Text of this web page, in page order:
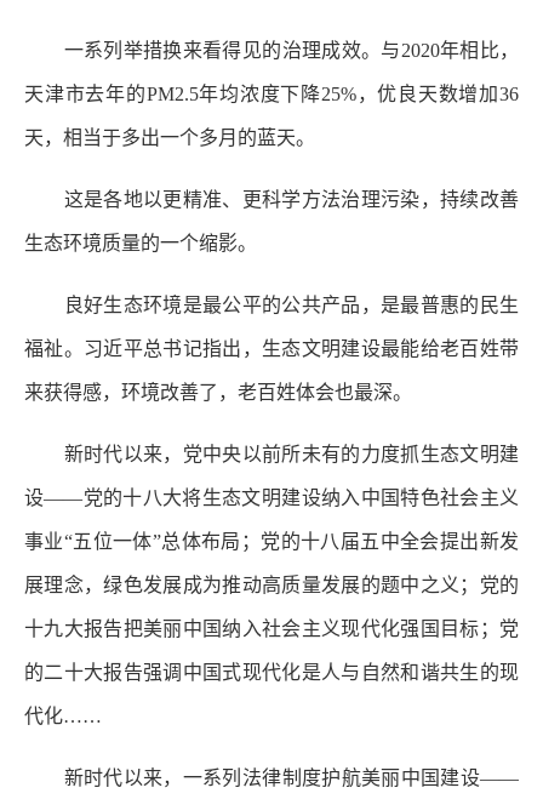
一系列举措换来看得见的治理成效。与2020年相比，
天津市去年的PM2.5年均浓度下降25%，优良天数增加36
天，相当于多出一个多月的蓝天。
这是各地以更精准、更科学方法治理污染，持续改善
生态环境质量的一个缩影。
良好生态环境是最公平的公共产品，是最普惠的民生
福祉。习近平总书记指出，生态文明建设最能给老百姓带
来获得感，环境改善了，老百姓体会也最深。
新时代以来，党中央以前所未有的力度抓生态文明建
设——党的十八大将生态文明建设纳入中国特色社会主义
事业“五位一体”总体布局；党的十八届五中全会提出新发
展理念，绿色发展成为推动高质量发展的题中之义；党的
十九大报告把美丽中国纳入社会主义现代化强国目标；党
的二十大报告强调中国式现代化是人与自然和谐共生的现
代化……
新时代以来，一系列法律制度护航美丽中国建设——